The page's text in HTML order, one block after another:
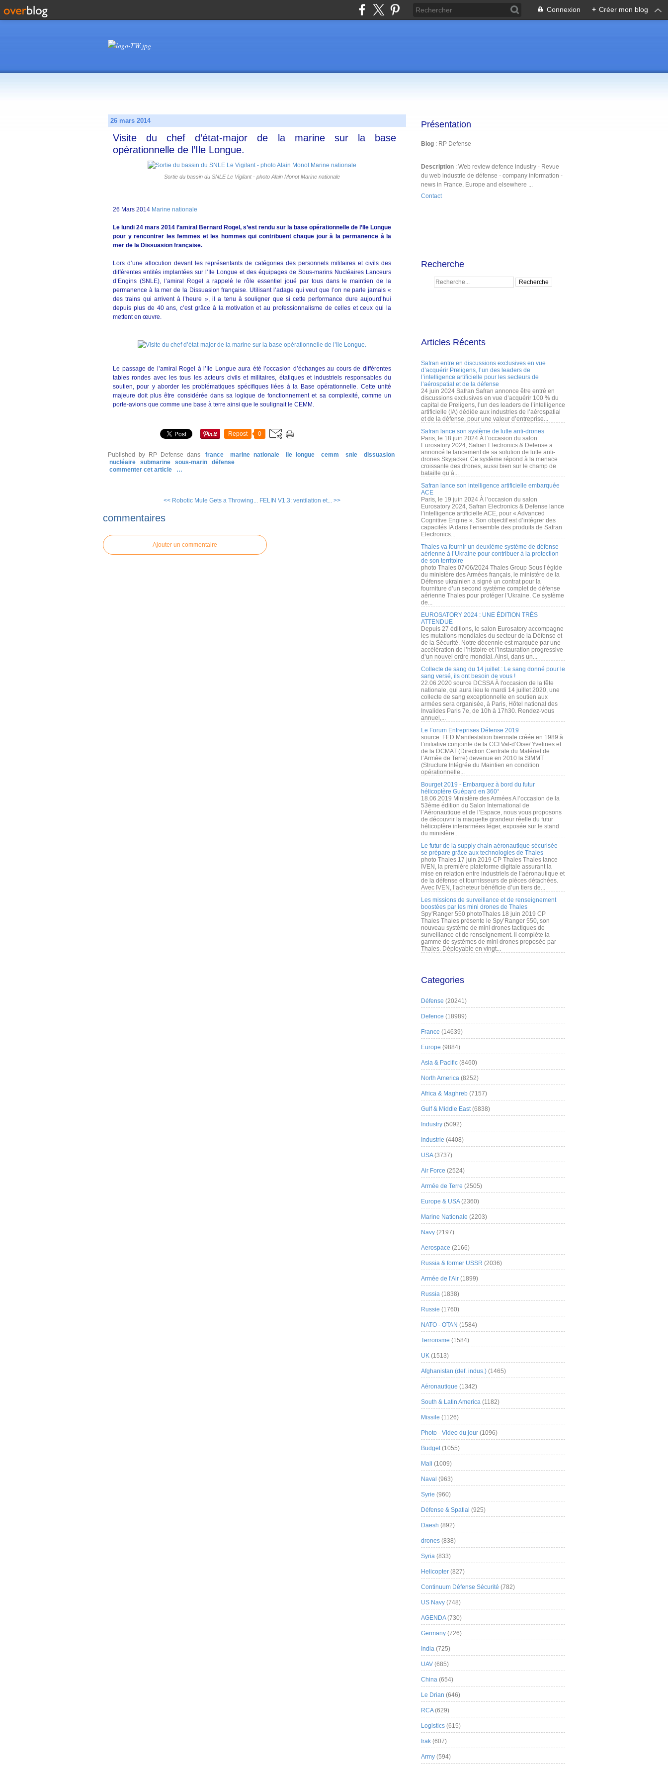
Connexion + Créer mon blog
26 mars 2014
Visite du chef d’état-major de la marine sur la base
opérationnelle de l’Ile Longue.
Sortie du bassin du SNLE Le Vigilant - photo Alain Monot Marine nationale
26 Mars 2014 Marine nationale
Le lundi 24 mars 2014 l’amiral Bernard Rogel, s’est rendu sur la base opérationnelle de l’Ile Longue
pour y rencontrer les femmes et les hommes qui contribuent chaque jour à la permanence à la
mer de la Dissuasion française.
Lors d’une allocution devant les représentants de catégories des personnels militaires et civils des
différentes entités implantées sur l’Ile Longue et des équipages de Sous-marins Nucléaires Lanceurs
d’Engins (SNLE), l’amiral Rogel a rappelé le rôle essentiel joué par tous dans le maintien de la
permanence à la mer de la Dissuasion française. Utilisant l’adage qui veut que l’on ne parle jamais «
des trains qui arrivent à l’heure », il a tenu à souligner que si cette performance dure aujourd’hui
depuis plus de 40 ans, c’est grâce à la motivation et au professionnalisme de celles et ceux qui la
mettent en œuvre.
Le passage de l’amiral Rogel à l’Ile Longue aura été l’occasion d’échanges au cours de différentes
tables rondes avec les tous les acteurs civils et militaires, étatiques et industriels responsables du
soutien, pour y aborder les problématiques spécifiques liées à la Base opérationnelle. Cette unité
majeure doit plus être considérée dans sa logique de fonctionnement et sa complexité, comme un
porte-avions que comme une base à terre ainsi que le soulignait le CEMM.
Repost 0
Published by RP Defense dans france marine nationale ile longue cemm snle
dissuasion
nucléaire
submarine sous-marin
défense
commenter cet article
…
<< Robotic Mule Gets a Throwing... FELIN V1.3: ventilation et... >>
commentaires
Ajouter un commentaire
Présentation
Blog : RP Defense
Description : Web review defence industry - Revue
du web industrie de défense - company information -
news in France, Europe and elsewhere ...
Contact
Recherche
Articles Récents
Safran entre en discussions exclusives en vue
d’acquérir Preligens, l’un des leaders de
l’intelligence artificielle pour les secteurs de
l’aérospatial et de la défense
24 juin 2024 Safran Safran annonce être entré en
discussions exclusives en vue d’acquérir 100 % du
capital de Preligens, l’un des leaders de l’intelligence
artificielle (IA) dédiée aux industries de l’aérospatial
et de la défense, pour une valeur d’entreprise...
Safran lance son système de lutte anti-drones
Paris, le 18 juin 2024 À l’occasion du salon
Eurosatory 2024, Safran Electronics & Defense a
annoncé le lancement de sa solution de lutte anti-
drones Skyjacker. Ce système répond à la menace
croissante des drones, aussi bien sur le champ de
bataille qu’à...
Safran lance son intelligence artificielle embarquée
ACE
Paris, le 19 juin 2024 À l’occasion du salon
Eurosatory 2024, Safran Electronics & Defense lance
l’intelligence artificielle ACE, pour « Advanced
Cognitive Engine ». Son objectif est d’intégrer des
capacités IA dans l’ensemble des produits de Safran
Electronics...
Thales va fournir un deuxième système de défense
aérienne à l’Ukraine pour contribuer à la protection
de son territoire
photo Thales 07/06/2024 Thales Group Sous l’égide
du ministère des Armées français, le ministère de la
Défense ukrainien a signé un contrat pour la
fourniture d’un second système complet de défense
aérienne Thales pour protéger l’Ukraine. Ce système
de...
EUROSATORY 2024 : UNE ÉDITION TRÈS
ATTENDUE
Depuis 27 éditions, le salon Eurosatory accompagne
les mutations mondiales du secteur de la Défense et
de la Sécurité. Notre décennie est marquée par une
accélération de l’histoire et l’instauration progressive
d’un nouvel ordre mondial. Ainsi, dans un...
Collecte de sang du 14 juillet : Le sang donné pour le
sang versé, ils ont besoin de vous !
22.06.2020 source DCSSA À l'occasion de la fête
nationale, qui aura lieu le mardi 14 juillet 2020, une
collecte de sang exceptionnelle en soutien aux
armées sera organisée, à Paris, Hôtel national des
Invalides Paris 7e, de 10h à 17h30. Rendez-vous
annuel,...
Le Forum Entreprises Défense 2019
source: FED Manifestation biennale créée en 1989 à
l’initiative conjointe de la CCI Val-d’Oise/ Yvelines et
de la DCMAT (Direction Centrale du Matériel de
l’Armée de Terre) devenue en 2010 la SIMMT
(Structure Intégrée du Maintien en condition
opérationnelle...
Bourget 2019 - Embarquez à bord du futur
hélicoptère Guépard en 360°
18.06.2019 Ministère des Armées A l’occasion de la
53ème édition du Salon International de
l’Aéronautique et de l’Espace, nous vous proposons
de découvrir la maquette grandeur réelle du futur
hélicoptère interarmées léger, exposée sur le stand
du ministère...
Le futur de la supply chain aéronautique sécurisée
se prépare grâce aux technologies de Thales
photo Thales 17 juin 2019 CP Thales Thales lance
IVEN, la première plateforme digitale assurant la
mise en relation entre industriels de l’aéronautique et
de la défense et fournisseurs de pièces détachées.
Avec IVEN, l’acheteur bénéficie d’un tiers de...
Les missions de surveillance et de renseignement
boostées par les mini drones de Thales
Spy’Ranger 550 photoThales 18 juin 2019 CP
Thales Thales présente le Spy’Ranger 550, son
nouveau système de mini drones tactiques de
surveillance et de renseignement. Il complète la
gamme de systèmes de mini drones proposée par
Thales. Déployable en vingt...
Categories
Défense (20241)
Defence (18989)
France (14639)
Europe (9884)
Asia & Pacific (8460)
North America (8252)
Africa & Maghreb (7157)
Gulf & Middle East(6838)
Industry (5092)
Industrie (4408)
USA(3737)
Air Force (2524)
Armée de Terre (2505)
Europe & USA(2360)
Marine Nationale (2203)
Navy (2197)
Aerospace (2166)
Russia & former USSR (2036)
Armée de l'Air (1899)
Russia (1838)
Russie (1760)
NATO - OTAN (1584)
Terrorisme (1584)
UK (1513)
Afghanistan (def. indus.) (1465)
Aéronautique (1342)
South & Latin America (1182)
Missile (1126)
Photo - Video du jour (1096)
Budget(1055)
Mali (1009)
Naval (963)
Syrie (960)
Défense & Spatial (925)
Daesh (892)
drones (838)
Syria (833)
Helicopter (827)
Continuum Défense Sécurité (782)
US Navy (748)
AGENDA(730)
Germany (726)
India (725)
UAV (685)
China (654)
Le Drian (646)
RCA(629)
Logistics (615)
Irak (607)
Army (594)